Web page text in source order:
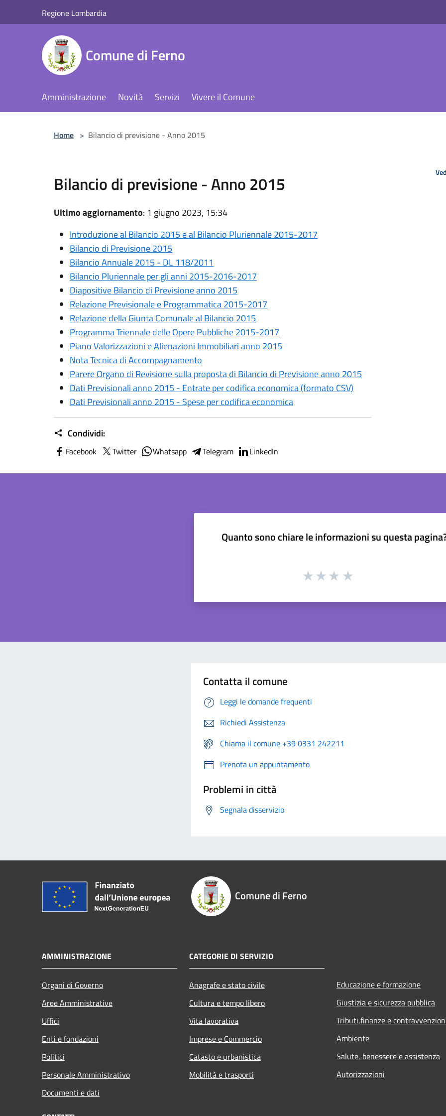
Regione Lombardia
Comune di Ferno
Amministrazione Novità Servizi Vivere il Comune
Home > Bilancio di previsione - Anno 2015
Bilancio di previsione - Anno 2015
Ultimo aggiornamento: 1 giugno 2023, 15:34
Introduzione al Bilancio 2015 e al Bilancio Pluriennale 2015-2017
Bilancio di Previsione 2015
Bilancio Annuale 2015 - DL 118/2011
Bilancio Pluriennale per gli anni 2015-2016-2017
Diapositive Bilancio di Previsione anno 2015
Relazione Previsionale e Programmatica 2015-2017
Relazione della Giunta Comunale al Bilancio 2015
Programma Triennale delle Opere Pubbliche 2015-2017
Piano Valorizzazioni e Alienazioni Immobiliari anno 2015
Nota Tecnica di Accompagnamento
Parere Organo di Revisione sulla proposta di Bilancio di Previsione anno 2015
Dati Previsionali anno 2015 - Entrate per codifica economica (formato CSV)
Dati Previsionali anno 2015 - Spese per codifica economica
Condividi:
Facebook Twitter Whatsapp Telegram LinkedIn
Quanto sono chiare le informazioni su questa
Contatta il comune
Leggi le domande frequenti
Richiedi Assistenza
Chiama il comune +39 0331 242211
Prenota un appuntamento
Problemi in città
Segnala disservizio
Comune di Ferno
AMMINISTRAZIONE
Organi di Governo
Aree Amministrative
Uffici
Enti e fondazioni
Politici
Personale Amministrativo
Documenti e dati
CATEGORIE DI SERVIZIO
Anagrafe e stato civile
Cultura e tempo libero
Vita lavorativa
Imprese e Commercio
Catasto e urbanistica
Mobilità e trasporti
Educazione e formazione
Giustizia e sicurezza pubblica
Tributi,finanze e
Ambiente
Salute, benessere e assistenza
Autorizzazioni